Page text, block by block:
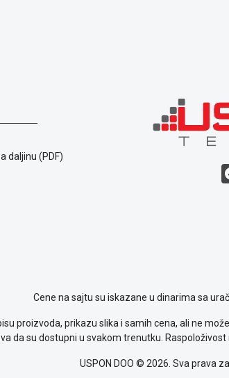
daljinu (PDF)
Cene na sajtu su iskazane u dinarima sa
proizvoda, prikazu slika i samih cena, ali ne
da su dostupni u svakom trenutku.
USPON DOO © 2026. Sva prava